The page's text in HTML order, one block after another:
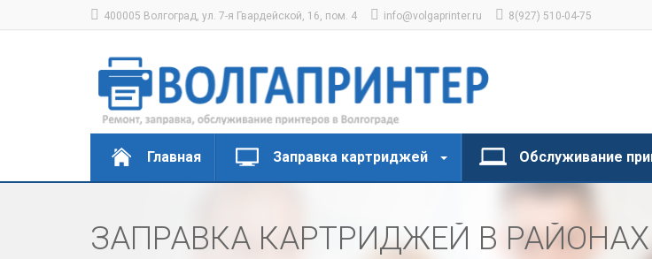
400005 Волгоград, ул. 7-я Гвардейской, 16, пом. 4 info@volgaprinter.ru 8(927) 510-04-75
Главная Заправка картриджей Обслуживание
ЗАПРАВКА КАРТРИДЖЕЙ В